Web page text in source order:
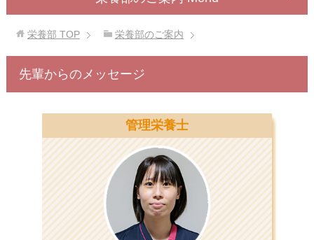
栄養部 TOP 栄養部のご案内
先輩からのメッセージ
管理栄養士